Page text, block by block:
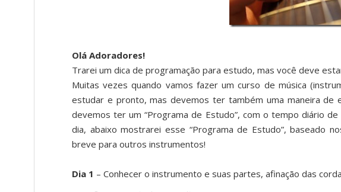
Olá Adoradores!
Trarei um dica de programação para estudo, mas você deve
Muitas vezes quando vamos fazer um curso de música
estudar e pronto, mas devemos ter também uma maneira de
devemos ter um “Programa de Estudo”, com o tempo diário
dia, abaixo mostrarei esse “Programa de Estudo”, baseado
breve para outros instrumentos!
Dia 1 – Conhecer o instrumento e suas partes, afinação das